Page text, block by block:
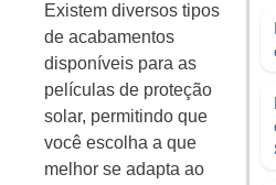
Existem diversos tipos
de acabamentos
disponíveis para as
películas de proteção
solar, permitindo que
você escolha a que
melhor se adapta ao